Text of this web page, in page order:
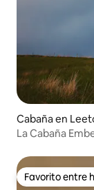
Cabaña en
La Cabaña
Favorito entre
Favorito entre